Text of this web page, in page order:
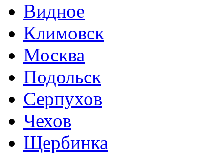
Видное
Климовск
Москва
Подольск
Серпухов
Чехов
Щербинка